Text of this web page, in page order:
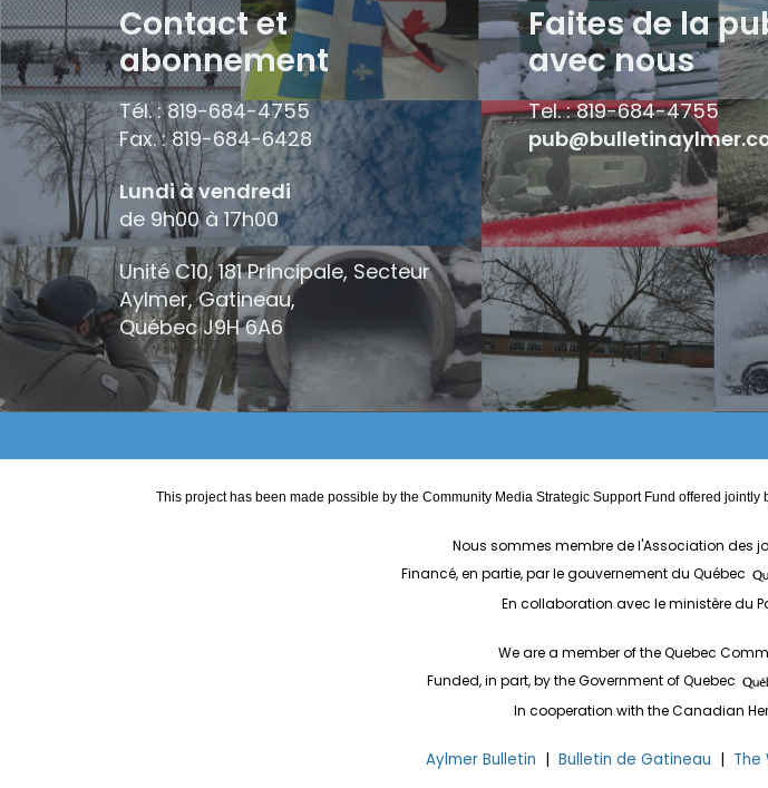
Contact et
abonnement
Tél. : 819-684-4755
Fax. : 819-684-6428
Lundi à vendredi
de 9h00 à 17h00
Unité C10, 181 Principale, Secteur
Aylmer, Gatineau,
QuébecJ9H 6A6
Faites de la
avec nous
Tel. : 819-684-4755
This project has been made possible by the Community Media Strategic Support Fund offered
Nous sommes membre de l'Association des
Financé, en partie, par le gouvernement du Québec
En collaboration avec le ministère du
We are a member of the Quebec
Funded, in part, by the Government of Quebec
In cooperation with the Canadian
Aylmer Bulletin | Bulletin de Gatineau | The